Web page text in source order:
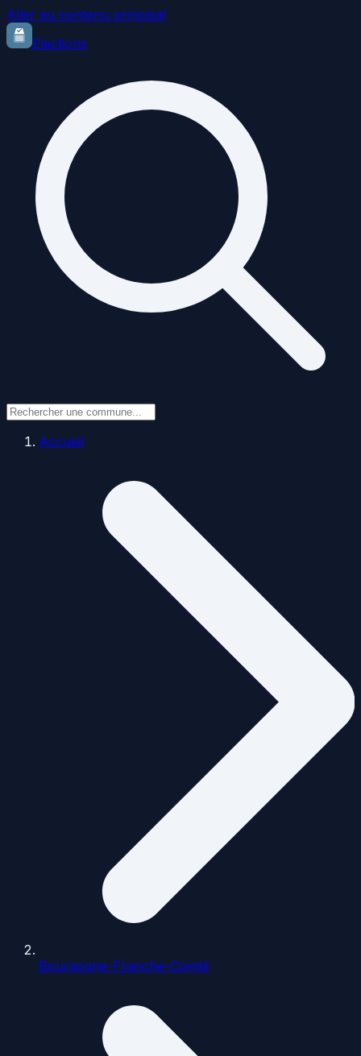
Aller au contenu principal
Elections
Accueil
Bourgogne-Franche-Comté